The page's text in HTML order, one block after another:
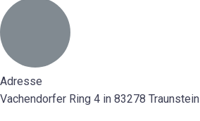
Adresse
Vachendorfer Ring 4 in 83278 Traunstein